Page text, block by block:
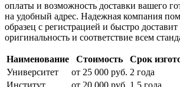
оплаты и возможность доставки вашего
на удобный адрес. Надежная компания
образец с регистрацией и быстро доставит
оригинальность и соответствие всем
Наименование Стоимость
Срок
Университет
от 25 000 руб. 2 года